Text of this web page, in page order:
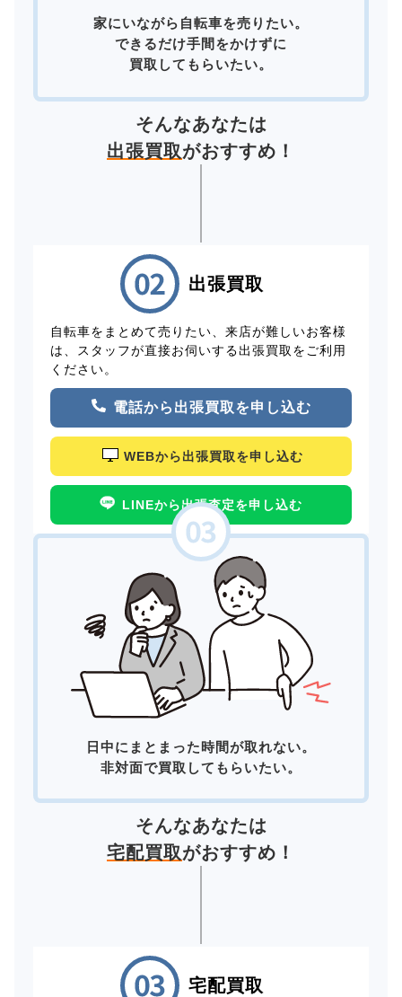
家にいながら自転車を売りたい。
できるだけ手間をかけずに
買取してもらいたい。
そんなあなたは
出張買取がおすすめ！
出張買取
自転車をまとめて売りたい、来店が難しいお客様
は、スタッフが直接お伺いする出張買取をご利用
ください。
電話から出張買取を申し込む
WEBから出張買取を申し込む
LINEから出張査定を申し込む
日中にまとまった時間が取れない。
非対面で買取してもらいたい。
そんなあなたは
宅配買取がおすすめ！
宅配買取